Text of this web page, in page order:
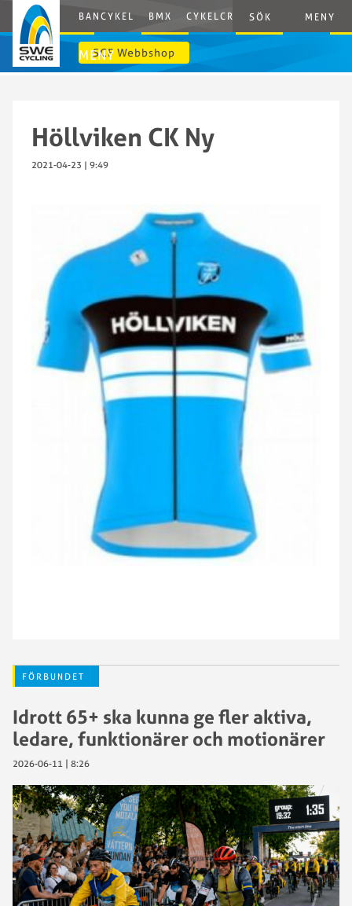
BANCYKEL BMX CYKELCROSS E-CYCLING
SÖK MENY
MENY
SCF Webbshop
Höllviken CK Ny
2021-04-23 | 9:49
FÖRBUNDET
Idrott 65+ ska kunna ge fler aktiva,
ledare, funktionärer och motionärer
2026-06-11 | 8:26